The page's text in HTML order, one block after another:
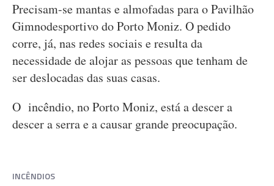
Precisam-se mantas e almofadas para o Pavilhão
Gimnodesportivo do Porto Moniz. O pedido
corre, já, nas redes sociais e resulta da
necessidade de alojar as pessoas que tenham de
ser deslocadas das suas casas.
O incêndio, no Porto Moniz, está a descer a
descer a serra e a causar grande preocupação.
INCÊNDIOS